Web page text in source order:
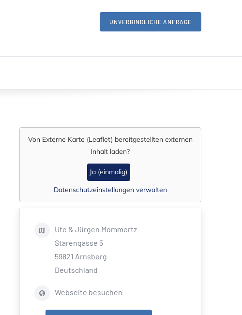
UNVERBINDLICHE ANFRAGE
Von Externe Karte (Leaflet) bereitgestellten externen
Inhalt laden?
Ja (einmalig)
Datenschutzeinstellungen verwalten
Ute & Jürgen Mommertz
Starengasse 5
59821 Arnsberg
Deutschland
Webseite besuchen